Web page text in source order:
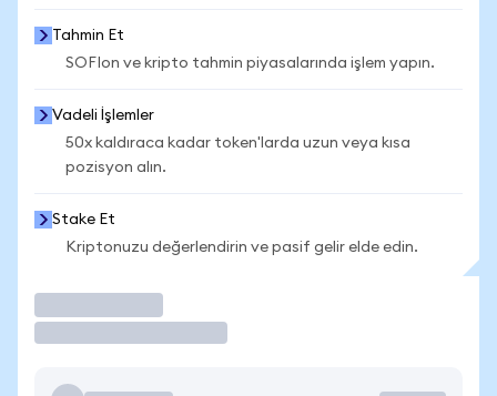
Tahmin Et
SOFIon ve kripto tahmin piyasalarında işlem yapın.
Vadeli İşlemler
50x kaldıraca kadar token'larda uzun veya kısa
pozisyon alın.
Stake Et
Kriptonuzu değerlendirin ve pasif gelir elde edin.